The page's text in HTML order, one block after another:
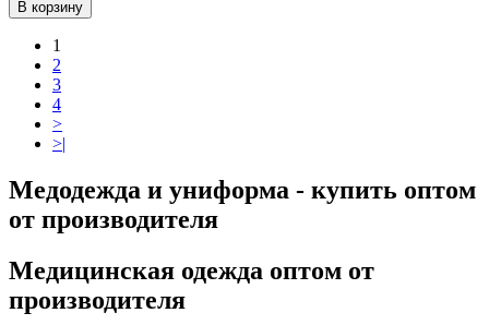
В корзину
1
2
3
4
>
>|
Медодежда и униформа - купить оптом
от производителя
Медицинская одежда оптом от
производителя